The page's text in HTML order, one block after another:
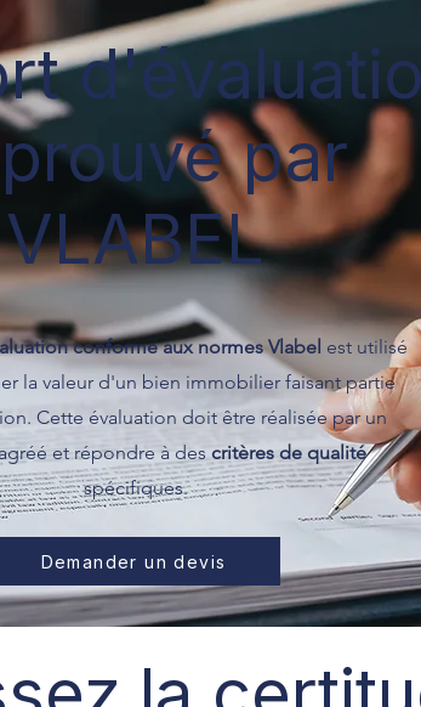
par
VLABEL
conforme aux normes Vlabel est utilisé
la valeur d'un bien immobilier faisant partie
Cette évaluation doit être réalisée par un
et répondre à descritères de qualité
spécifiques.
Demander un devis